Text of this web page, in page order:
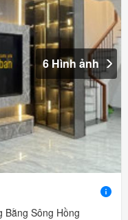
6 Hình ảnh
Bằng Sông Hồng